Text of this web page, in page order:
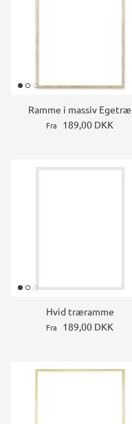
Ramme i massiv Egetræ
Fra 189,00 DKK
Hvid træramme
Fra 189,00 DKK